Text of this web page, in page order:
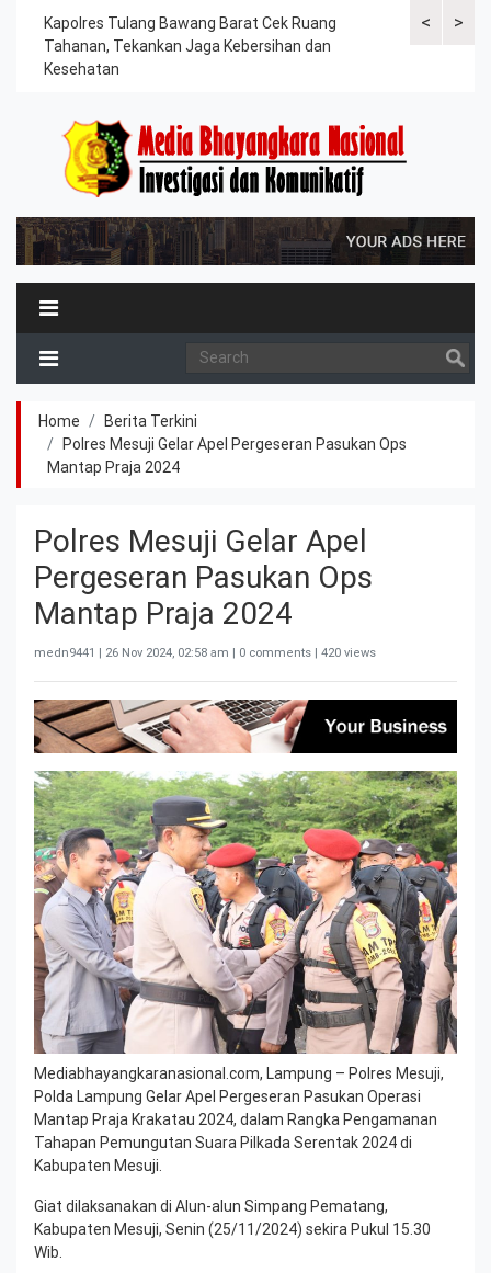
<
Kapolres Tulang Bawang Barat Cek Ruang
Tahanan, Tekankan Jaga Kebersihan dan
Kesehatan
Kapolres
>
Home
Berita Terkini
Polres Mesuji Gelar Apel Pergeseran Pasukan Ops
Mantap Praja 2024
Polres Mesuji Gelar Apel
Pergeseran Pasukan Ops
Mantap Praja 2024
medn9441 | 26 Nov 2024, 02:58 am | 0 comments | 420 views
Mediabhayangkaranasional.com, Lampung – Polres Mesuji,
Polda Lampung Gelar Apel Pergeseran Pasukan Operasi
Mantap Praja Krakatau 2024, dalam Rangka Pengamanan
Tahapan Pemungutan Suara Pilkada Serentak 2024 di
Kabupaten Mesuji.
Giat dilaksanakan di Alun-alun Simpang Pematang,
Kabupaten Mesuji, Senin (25/11/2024) sekira Pukul 15.30
Wib.